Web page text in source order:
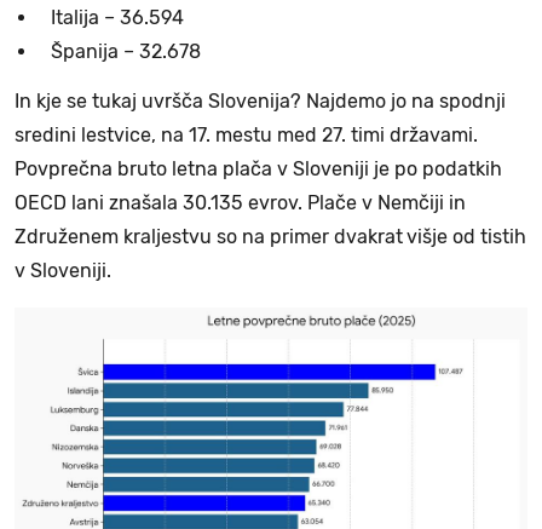
Italija – 36.594
Španija – 32.678
In kje se tukaj uvršča Slovenija? Najdemo jo na spodnji
sredini lestvice, na 17. mestu med 27. timi državami.
Povprečna bruto letna plača v Sloveniji je po podatkih
OECD lani znašala 30.135 evrov. Plače v Nemčiji in
Združenem kraljestvu so na primer dvakratvišje od tistih
v Sloveniji.